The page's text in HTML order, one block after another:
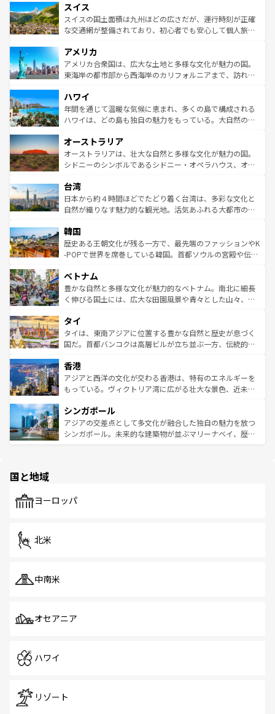
れる地方に足を運ぶとそれぞれで全く異なる文化を体験で
きるだろう。 なお、新着のフランス情報はコンテンツ一覧
を参照してほしい。
は、お酒好きな人にはぜひ体験してほしい。 なお、新着の
ドイツ情報はコンテンツ一覧を参照してほしい。
リアごとに異なる魅力がある。また、優雅なアフタヌーン
ティー、ビール好きにはたまらない英国パブ、サッカー観
戦など、本場だからこそできる体験も豊富。イギリスを旅
ンツ一覧を参照してほしい。
スイス
スイスの国土面積は九州ほどの広さだが、運行時刻が正確
な交通網が整備されており、初心者でも安心して個人旅行
の建物がそのまま残る町や、スイスならではのユニークな
博物館もあり、アルプス観光だけでなく町歩きも満喫する
ことができる。国民の所得が高いため物価も高いが、旅行
ば市内交通費無料で観光を楽しむこともできる。 なお、新
着のスイス情報はコンテンツ一覧 を参照してほしい。
アメリカ
アメリカ合衆国は、広大な土地と多様な文化が魅力の国。
東海岸の都市部から西海岸のカリフォルニアまで、訪れる
のような巨大都市は、観光、ショッピング、エンターテイ
ンメントが詰まった刺激的なスポットだ。一方、アメリカ
西部には大自然が広がり、グランドキャニオンやイエロー
部のニューオーリンズでは、音楽と美食が融合した独特の
文化が魅力。旅行者はアメリカの各地域で異なる魅力を楽
しみながら、その多様性と豊かな歴史を感じることができ
ならではの贅沢な旅のスタイルだ。 なお、新着のアメリカ
情報はコンテンツ一覧を参照してほしい。
ハワイ
年間を通じて温暖な気候に恵まれ、多くの島で構成される
ハワイは、どの島も独自の魅力をもっている。大自然の神
ワイ島は見逃せない。また、定番の観光地といえばオアフ
島だが、静かな自然を求めるならマウイ島やカウアイ島が
おすすめ。エメラルドグリーンに輝く海をはじめ、豊かな
れるおもてなしの心で訪れる人々を迎えてくれるハワイの
人々、おいしいローカルフードやハワイアンミュージッ
ク、伝統的なフラダンスなど、すべてがハワイの魅力を彩
ワイを、存分に味わってほしい。 なお、新着のハワイ情報
はコンテンツ一覧を参照してほしい。
オーストラリア
オーストラリアは、壮大な自然と多様な文化が魅力の国。
シドニーのシンボルであるシドニー・オペラハウス、オー
リアリーフや大陸中央部にそびえるウルル（エアーズロッ
ク）、タスマニアの美しい原生林やケアンズの熱帯雨林な
ど、見どころがたくさん。また、カフェやワイン、オージ
いる。アクティビティも充実しており、サーフィンやダイ
ビング、ハイキングなど、アウトドア好きにはたまらな
い。オーストラリアの多彩な魅力を存分に味わいつくそ
参照してほしい。
台湾
日本から約４時間ほどでたどり着く台湾は、多彩な文化と
自然が織りなす魅力的な観光地。活気あふれる大都市の台
ン）、静ひつな山岳地帯である台湾東部など、都市の喧騒
と山間の静けさが共存しており、訪れる人に新しい発見と
驚きをもたらしてくれる。また、奥深い台湾の食文化も魅
容にもいいと評判のスイーツなど、バラエティ豊かな料理
が味わえる。 なお、新着の台湾情報は コンテンツ一覧を参
照してほしい。
韓国
歴史ある王朝文化が残る一方で、最先端のファッションやK
-POPで世界を席巻している韓国。首都ソウルの宮殿や伝統
き、地方に足を延ばせば四季折々の自然美を楽しむことが
できる。そして、キムチや焼肉、絶品のストリートフード
まで、さまざまな韓国料理が待っている。夜には、韓国な
リティに包まれながら、韓国の多彩な魅力を心ゆくまで味
わってみてほしい。 なお、新着の韓国情報はコンテンツ一
覧を参照してほしい。
ベトナム
豊かな自然と多様な文化が魅力的なベトナム。南北に細長
く伸びる国土には、広大な田園風景や青々とした山々、世
急速な発展と共に伝統が息づく。ハノイの古い町並みやホ
ーチミン市のフランス統治時代の建物も、独特の雰囲気を
醸し出している。また、バラエティの豊かさとおいしさで
とつ。フォーやバインミー、ベトナムコーヒーなどは、ぜ
ひ現地で味わいたい。どの地域を訪れてもあたたかい人々
が旅行者を迎えてくれるので、きっと忘れられない旅にな
参照してほしい。
タイ
タイは、東南アジアに位置する豊かな自然と歴史が息づく
国だ。首都バンコクは高層ビルが立ち並ぶ一方、伝統的な
の活気が交差している。北部ではチェンマイなどの山岳地
帯で自然と触れ合い、南部ではプーケットやクラビの美し
いビーチでリゾート気分を楽しむことができる。タイ料理
激する。気候は一年中温暖で、どの季節にも異なる楽しみ
が待っている。親しみやすいタイの人々、仏教を中心とし
た文化、そして多様な観光資源が、訪れる旅人を魅了し続
香港
アジアと西洋の文化が交わる香港は、特有のエネルギーを
もっている。ヴィクトリア湾に広がる壮大な景色、近未来
み、どこを訪れても感動するはず。観光スポットが密集し
ており、効率よく見どころを回れるのも魅力。息をのむよ
うな絶景から文化的な体験まで、香港を存分に楽しみ尽く
シンガポール
アジアの交差点として多文化が融合した独自の魅力を放つ
シンガポール。未来的な建築物が並ぶマリーナベイ、歴史
で、ホーカーズは地元の風情を楽しめる外せないスポット
国と地域
ヨーロッパ
北米
中南米
オセアニア
ハワイ
リゾート